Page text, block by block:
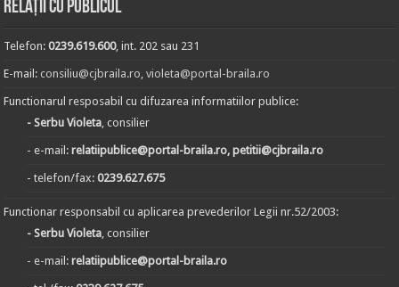
Relații cu publicul
Telefon:0239.619.600, int. 202 sau 231
E-mail:consiliu@cjbraila.ro,violeta@portal-braila.ro
Functionarul resposabil cu difuzarea informatiilor publice:
- Serbu Violeta, consilier
- e-mail:relatiipublice@portal-braila.ro, petitii@cjbraila.ro
- telefon/fax:0239.627.675
Functionar responsabil cu aplicarea prevederilor Legii nr.52/2003:
- Serbu Violeta, consilier
- e-mail:relatiipublice@portal-braila.ro